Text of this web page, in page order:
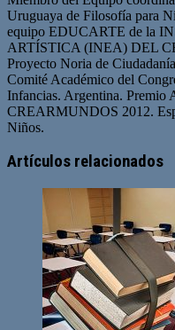
Uruguaya de Filosofía para
equipo EDUCARTE de la
ARTÍSTICA (INEA) DEL
Proyecto Noria de
Comité Académico del
Infancias. Argentina.
CREARMUNDOS 2012.
Niños.
Artículos relacionados